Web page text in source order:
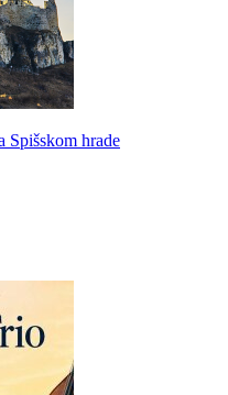
Spišskom hrade